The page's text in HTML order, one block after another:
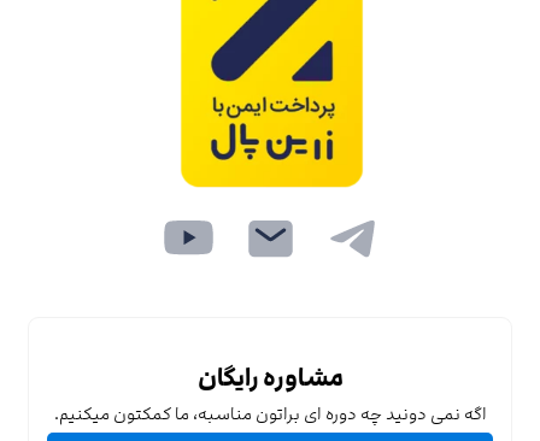
مشاوره رایگان
اگه نمی دونید چه دوره ای براتون مناسبه، ما کمکتون میکنیم.